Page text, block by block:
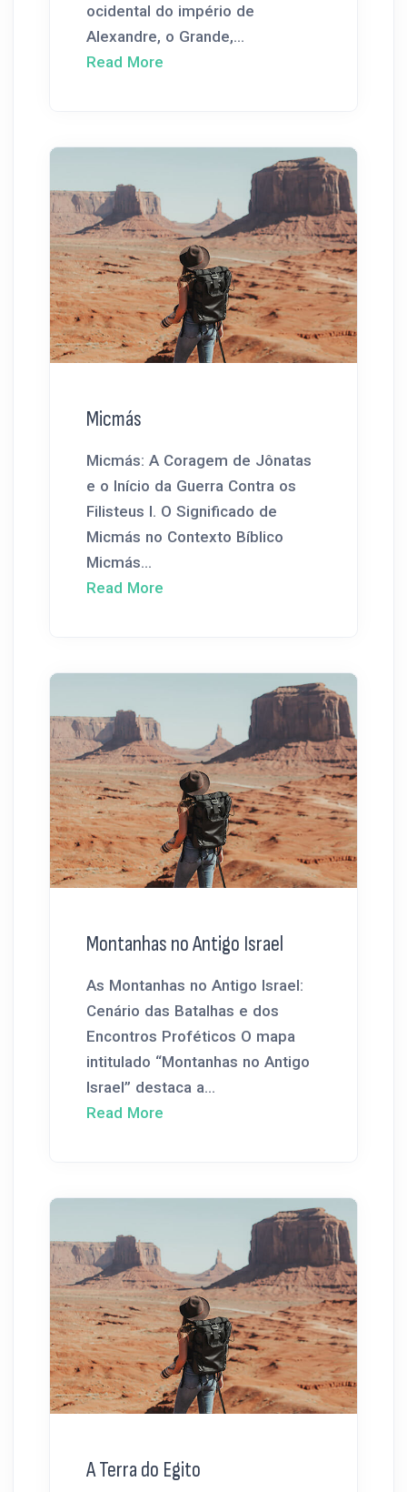
ocidental do império de
Alexandre, o Grande,...
Read More
Micmás
Micmás: A Coragem de Jônatas
e o Início da Guerra Contra os
Filisteus I. O Significado de
Micmás no Contexto Bíblico
Micmás...
Read More
Montanhas no Antigo Israel
As Montanhas no Antigo Israel:
Cenário das Batalhas e dos
Encontros Proféticos O mapa
intitulado “Montanhas no Antigo
Israel” destaca a...
Read More
A Terra do Egito